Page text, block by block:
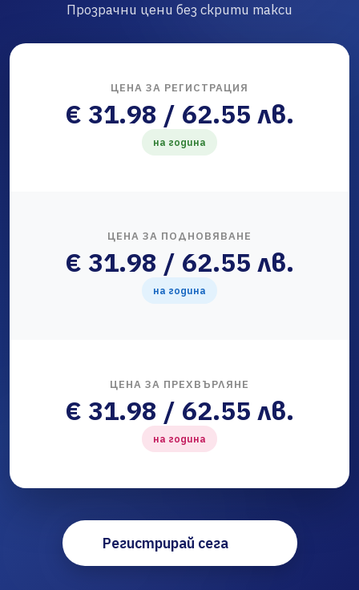
Прозрачни цени без скрити такси
ЦЕНА ЗА РЕГИСТРАЦИЯ
€ 31.98 / 62.55 лв.
на година
ЦЕНА ЗА ПОДНОВЯВАНЕ
€ 31.98 / 62.55 лв.
на година
ЦЕНА ЗА ПРЕХВЪРЛЯНЕ
€ 31.98 / 62.55 лв.
на година
Регистрирай сега